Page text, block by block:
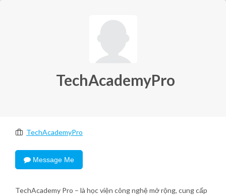
TechAcademyPro
TechAcademyPro
Message Me
TechAcademy Pro – là học viện công nghệ mở rộng, cung cấp